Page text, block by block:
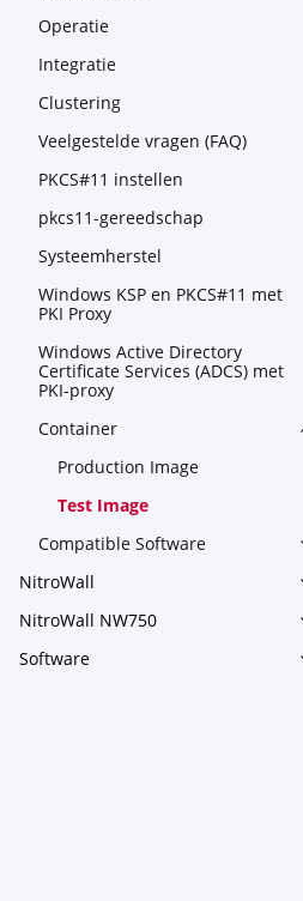
Operatie
Integratie
Clustering
Veelgestelde vragen (FAQ)
PKCS#11 instellen
pkcs11-gereedschap
Systeemherstel
Windows KSP en PKCS#11 met
PKI Proxy
Windows Active Directory
Certificate Services (ADCS) met
PKI-proxy
Container
Production Image
Test Image
Compatible Software
NitroWall
NitroWall NW750
Software